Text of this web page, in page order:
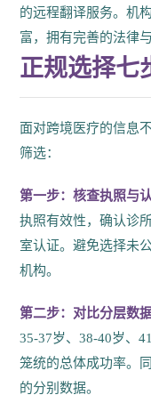
的远程翻译服务。机
富，拥有完善的法律
正规选择七
面对跨境医疗的信息
筛选：
第一步：核查执照与
执照有效性，确认诊
室认证。避免选择未
机构。
第二步：对比分层数
35-37岁、38-40岁、
笼统的总体成功率。
的分别数据。